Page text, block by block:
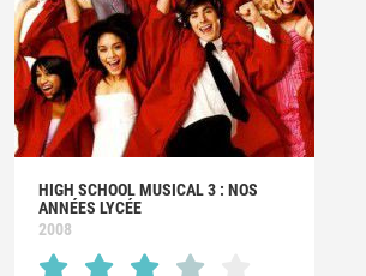
HIGH SCHOOL MUSICAL 3 : NOS
ANNÉES LYCÉE
2008